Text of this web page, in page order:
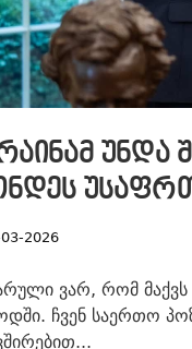
ᲣᲜᲓᲐ
2026
ვარ, რომ მაქვს
ჩვენ საერთო